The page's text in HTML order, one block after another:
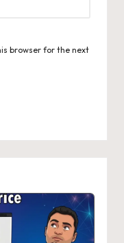
browser for the next